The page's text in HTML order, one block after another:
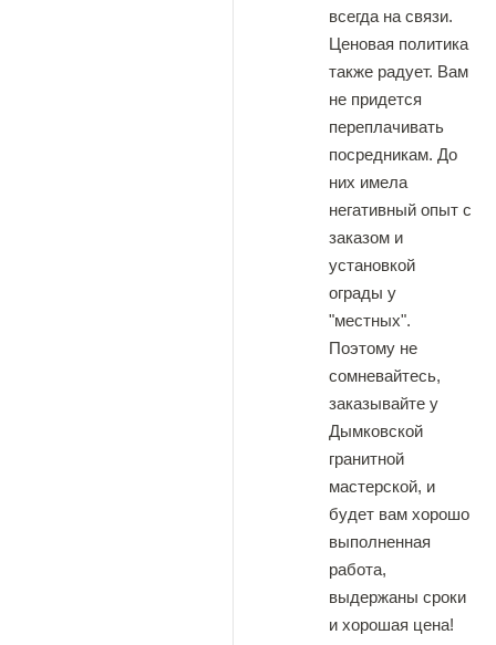
всегда на связи.
Ценовая политика
также радует. Вам
не придется
переплачивать
посредникам. До
них имела
негативный опыт с
заказом и
установкой
ограды у
"местных".
Поэтому не
сомневайтесь,
заказывайте у
Дымковской
гранитной
мастерской, и
будет вам хорошо
выполненная
работа,
выдержаны сроки
и хорошая цена!